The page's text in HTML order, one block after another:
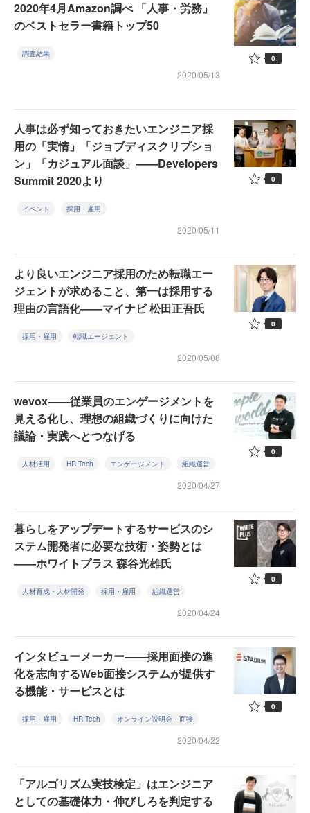
2020年4月Amazon調べ 「人事・労務」
のベストセラー書籍トップ50
調査結果
2020/05/13
0
人事は必ず知っておきたいエンジニア採
用の「実情」「ジョブディスクリプショ
ン」「カジュアル面談」――Developers
Summit 2020より
イベント 採用・雇用
2020/05/11
0
より良いエンジニア採用のため転職エー
ジェントが求めること、第一は採用する
理由の言語化――マイナビ 松田正吾氏
採用・雇用 転職エージェント
2020/05/08
0
wevox――従業員のエンゲージメントを
見える化し、理想の組織づくりに向けた
議論・実践へとつなげる
人材活用 HR Tech エンゲージメント 組織運営
2020/04/27
0
暮らしをアップデートするサービスのシ
ステム開発者に必要な技術・姿勢とは
――ホワイトプラス 森谷光雄氏
人材育成・人材開発 採用・雇用 組織運営
2020/04/24
0
インタビューメーカー――採用面接の進
化を志向するWeb面接システムが提供す
る機能・サービスとは
採用・雇用 HR Tech オンライン説明会・面接
2020/04/22
0
「アルゴリズム実技検定」はエンジニア
としての基礎体力・伸びしろを判定する